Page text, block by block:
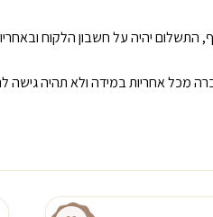
התשלום יהיה על חשבון הלקוח
מכל אחריות במידה ולא תהיה גישה